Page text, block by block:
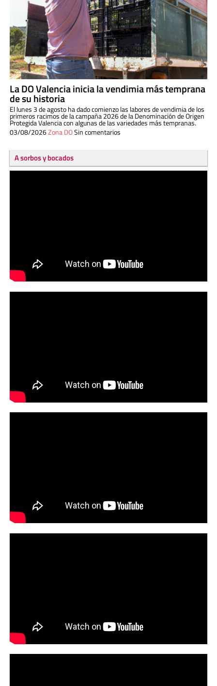
La DO Valencia inicia la vendimia más temprana
de su historia
El lunes 3 de agosto ha dado comienzo las labores de vendimia de los
primeros racimos de la campaña 2026 de la Denominación de Origen
Protegida Valencia con algunas de las variedades más tempranas.
03/08/2026Zona DOSin comentarios
A sorbos y bocados